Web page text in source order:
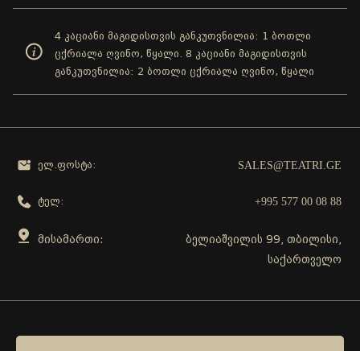
4 კაციანი მაგიდისთვის განკუთვნილია: 1 ბოთლი
ცქრიალა ღვინო, წყალი. 8 კაციანი მაგიდისთვის
განკუთვნილია: 2 ბოთლი ცქრიალა ღვინო, წყალი
ელ.ფოსტა: SALES@TEATRI.GE
ტელ: +995 577 00 08 88
მისამართი:
ბელიაშვილის 99, თბილისი,
საქართველო